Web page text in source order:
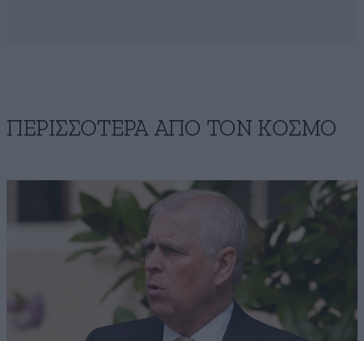
ΠΕΡΙΣΣΟΤΕΡΑ ΑΠΟ ΤΟΝ ΚΟΣΜΟ